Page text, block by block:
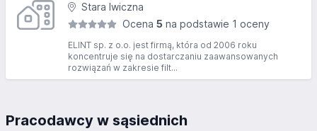
Stara Iwiczna
Ocena 5 na podstawie 1 oceny
ELINT sp. z o.o. jest firmą, która od 2006 roku
koncentruje się na dostarczaniu zaawansowanych
rozwiązań w zakresie filt...
Pracodawcy w sąsiednich